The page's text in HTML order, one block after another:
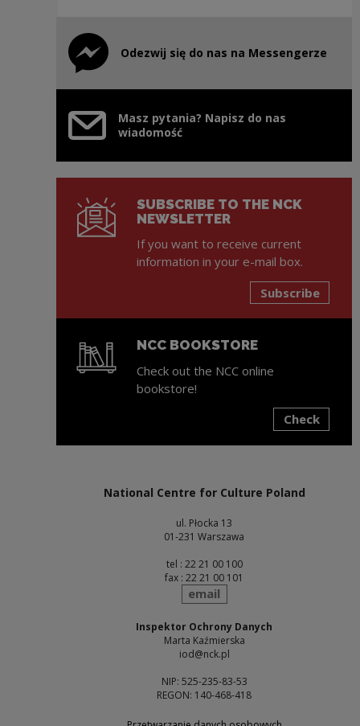
Odezwij się do nas na Messengerze
Note, the link will open in a new window
Masz pytania? Napisz do nas
wiadomość
SUBSCRIBE TO THE NCK
NEWSLETTER
If you want to receive current
information in your e-mail box.
Subscribe
NCC BOOKSTORE
Check out the NCC online
bookstore!
Check
National Centre for Culture Poland
ul. Płocka 13
01-231 Warszawa
tel : 22 21 00 100
fax : 22 21 00 101
send
email
Inspektor Ochrony Danych
Marta Kaźmierska
iod@nck.pl
NIP: 525-235-83-53
REGON: 140-468-418